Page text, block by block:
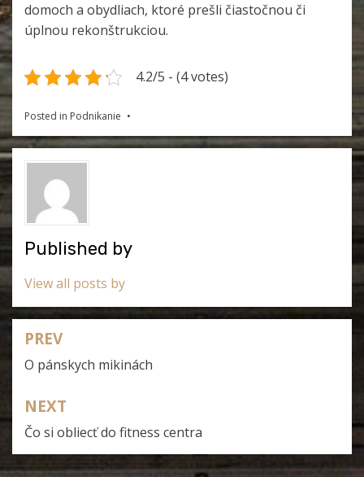
domoch a obydliach, ktoré prešli čiastočnou či
úplnou rekonštrukciou.
4.2/5 - (4 votes)
Posted in Podnikanie
Published by
View all posts by
Navigace
pro
příspěvek
PREV
O pánskych mikinách
NEXT
Čo si obliecť do fitness centra